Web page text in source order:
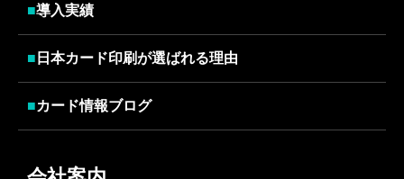
■導入実績
■ 日本カード印刷が選ばれる理由
■カード情報ブログ